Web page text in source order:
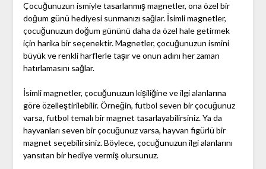
Çocuğunuzun ismiyle tasarlanmış magnetler, ona özel bir
doğum günü hediyesi sunmanızı sağlar. İsimli magnetler,
çocuğunuzun doğum gününü daha da özel hale getirmek
için harika bir seçenektir. Magnetler, çocuğunuzun ismini
büyük ve renkli harflerle taşır ve onun adını her zaman
hatırlamasını sağlar.
İsimli magnetler, çocuğunuzun kişiliğine ve ilgi alanlarına
göre özelleştirilebilir. Örneğin, futbol seven bir çocuğunuz
varsa, futbol temalı bir magnet tasarlayabilirsiniz. Ya da
hayvanları seven bir çocuğunuz varsa, hayvan figürlü bir
magnet seçebilirsiniz. Böylece, çocuğunuzun ilgi alanlarını
yansıtan bir hediye vermiş olursunuz.